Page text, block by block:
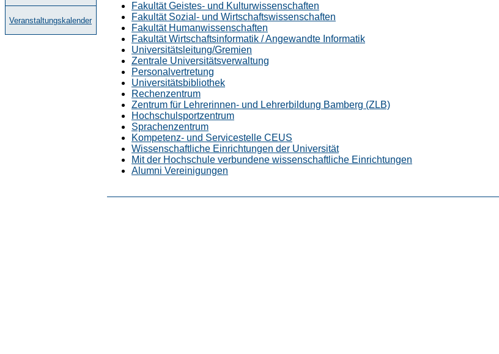
Veranstaltungskalender
Fakultät Geistes- und Kulturwissenschaften
Fakultät Sozial- und Wirtschaftswissenschaften
Fakultät Humanwissenschaften
Fakultät Wirtschaftsinformatik / Angewandte Informatik
Universitätsleitung/Gremien
Zentrale Universitätsverwaltung
Personalvertretung
Universitätsbibliothek
Rechenzentrum
Zentrum für Lehrerinnen- und Lehrerbildung Bamberg (ZLB)
Hochschulsportzentrum
Sprachenzentrum
Kompetenz- und Servicestelle CEUS
Wissenschaftliche Einrichtungen der Universität
Mit der Hochschule verbundene wissenschaftliche Einrichtungen
Alumni Vereinigungen